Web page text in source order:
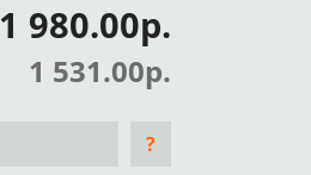
1 980.00р.
1 531.00р.
?